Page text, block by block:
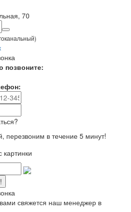
70
позвоните:
перезвоним в течение 5 минут!
свяжется наш менеджер в